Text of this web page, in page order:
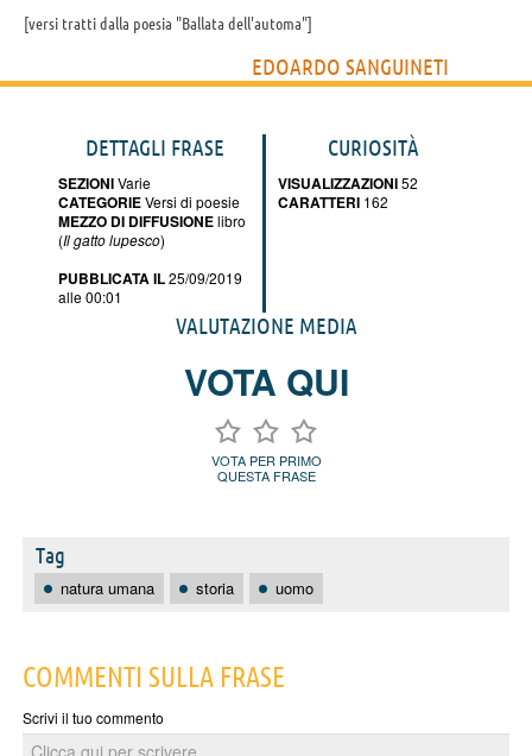
versi tratti dalla poesia "Ballata dell'automa"
EDOARDO SANGUINETI
DETTAGLI FRASE
SEZIONIVarie
CATEGORIEVersi di poesie
MEZZO DI DIFFUSIONElibro
(Il gatto lupesco)
PUBBLICATA IL25/09/2019
alle 00:01
CURIOSITÀ
VISUALIZZAZIONI52
CARATTERI 162
VALUTAZIONE MEDIA
VOTA QUI
VOTA PER PRIMO
QUESTA FRASE
Tag
natura umana storia uomo
COMMENTI SULLA FRASE
Scrivi il tuo commento